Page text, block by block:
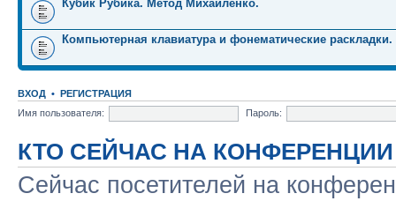
Кубик Рубика. Метод Михайленко.
Компьютерная клавиатура и фонематические раскладки.
ВХОД • РЕГИСТРАЦИЯ
Имя пользователя:
Пароль:
КТО СЕЙЧАС НА КОНФЕРЕНЦИИ
Сейчас посетителей на